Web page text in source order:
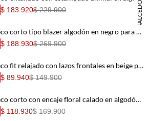
DANIELA SALCEDO
$ 183.920$ 229.900
Chaleco corto tipo blazer algodón en negro para mujer
$ 188.930$ 269.900
Chaleco fit relajado con lazos frontales en beige para mujer
$ 89.940$ 149.900
Chaleco corto con encaje floral calado en algodón amarillo pastel para mujer
$ 118.930$ 169.900